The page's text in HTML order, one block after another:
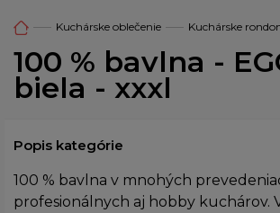
Kuchárske oblečenie Kuchárske
100 % bavlna -
biela - xxxl
Popis kategórie
100 % bavlna v mnohých
profesionálnych aj hobby kuchárov.